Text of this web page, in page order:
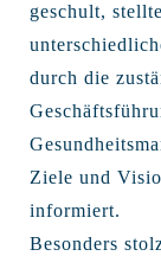
geschult,
durch die
Ziele und
informiert.
Besonders